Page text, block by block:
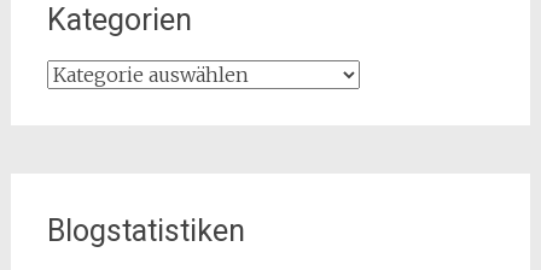
Kategorien
Kategorien
Blogstatistiken